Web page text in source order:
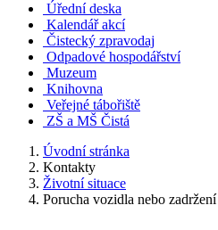
Úřední deska
Kalendář akcí
Čistecký zpravodaj
Odpadové hospodářství
Muzeum
Knihovna
Veřejné tábořiště
ZŠ a MŠ Čistá
Úvodní stránka
Kontakty
Životní situace
Porucha vozidla nebo